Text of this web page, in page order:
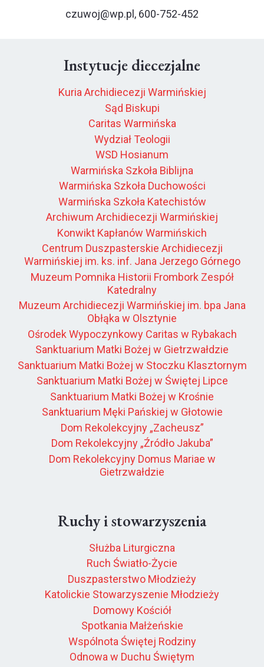
czuwoj@wp.pl, 600-752-452
Instytucje diecezjalne
Kuria Archidiecezji Warmińskiej
Sąd Biskupi
Caritas Warmińska
Wydział Teologii
WSD Hosianum
Warmińska Szkoła Biblijna
Warmińska Szkoła Duchowości
Warmińska Szkoła Katechistów
Archiwum Archidiecezji Warmińskiej
Konwikt Kapłanów Warmińskich
Centrum Duszpasterskie Archidiecezji
Warmińskiej im. ks. inf. Jana Jerzego Górnego
Muzeum Pomnika Historii Frombork Zespół
Katedralny
Muzeum Archidiecezji Warmińskiej im. bpa Jana
Obłąka w Olsztynie
Ośrodek Wypoczynkowy Caritas w Rybakach
Sanktuarium Matki Bożej w Gietrzwałdzie
Sanktuarium Matki Bożej w Stoczku Klasztornym
Sanktuarium Matki Bożej w Świętej Lipce
Sanktuarium Matki Bożej w Krośnie
Sanktuarium Męki Pańskiej w Głotowie
Dom Rekolekcyjny „Zacheusz”
Dom Rekolekcyjny „Źródło Jakuba”
Dom Rekolekcyjny Domus Mariae w
Gietrzwałdzie
Ruchy i stowarzyszenia
Służba Liturgiczna
Ruch Światło-Życie
Duszpasterstwo Młodzieży
Katolickie Stowarzyszenie Młodzieży
Domowy Kościół
Spotkania Małżeńskie
Wspólnota Świętej Rodziny
Odnowa w Duchu Świętym